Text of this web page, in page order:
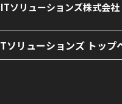
ソリューションズ株式会社
ソリューションズ トップ